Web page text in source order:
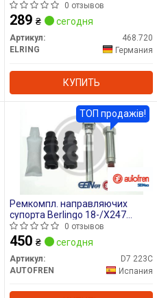
0 отзывов
289 ₴ сегодня
Артикул:
468.720
ELRING
Германия
КУПИТЬ
Ремкомпл. направляючих
супорта Berlingo 18-/X247
19-/Corsa F 19-/Partner 19-
(10mm)
0 отзывов
450 ₴ сегодня
Артикул:
D7 223C
AUTOFREN
Испания
ТОП продажів!